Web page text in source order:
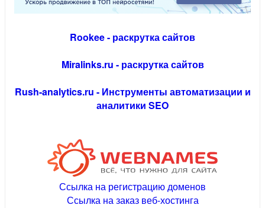
Rookee - раскрутка сайтов
Miralinks.ru - раскрутка сайтов
Rush-analytics.ru - Инструменты автоматизации и
аналитики SEO
Ссылка на регистрацию доменов
Ссылка на заказ веб-хостинга